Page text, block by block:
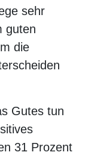
sehr
guten
die
Gutes tun
31 Prozent